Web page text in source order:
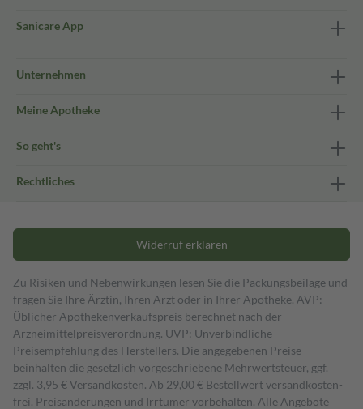
Sanicare App
Unternehmen
Meine Apotheke
So geht's
Rechtliches
Widerruf erklären
Zu Risiken und Nebenwirkungen lesen Sie die Packungsbeilage und
fragen Sie Ihre Ärztin, Ihren Arzt oder in Ihrer Apotheke. AVP:
Üblicher Apothekenverkaufspreis berechnet nach der
Arzneimittelpreisverordnung. UVP: Unverbindliche
Preisempfehlung des Herstellers. Die angegebenen Preise
beinhalten die gesetzlich vorgeschriebene Mehrwertsteuer, ggf.
zzgl. 3,95 € Versandkosten. Ab 29,00 € Bestell­wert versand­kosten­
frei. Preisänderungen und Irrtümer vorbehalten. Alle Angebote